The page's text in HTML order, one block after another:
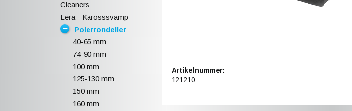
Cleaners
Lera - Karosssvamp
Polerrondeller
40-65 mm
74-90 mm
100 mm
125-130 mm
150 mm
160 mm
Artikelnummer:
121210